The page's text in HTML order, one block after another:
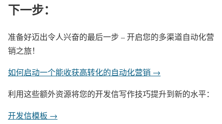
下一步：
准备好迈出令人兴奋的最后一步 – 开启您的多渠道自动化营
销之旅！
如何启动一个能收获高转化的自动化营销 →
利用这些额外资源将您的开发信写作技巧提升到新的水平：
开发信模板 →